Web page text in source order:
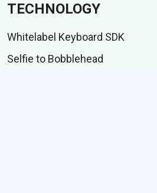
TECHNOLOGY
Whitelabel Keyboard SDK
Selfie to Bobblehead